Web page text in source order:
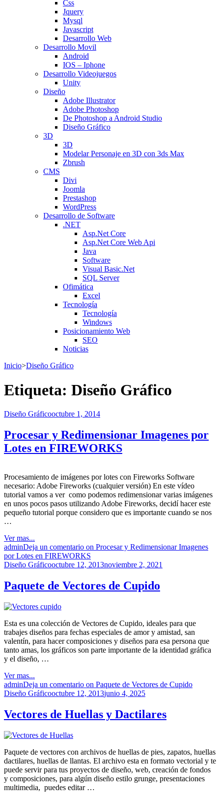
Css
Jquery
Mysql
Javascript
Desarrollo Web
Desarrollo Movil
Android
IOS – Iphone
Desarrollo Videojuegos
Unity
Diseño
Adobe Illustrator
Adobe Photoshop
De Photoshop a Android Studio
Diseño Gráfico
3D
3D
Modelar Personaje en 3D con 3ds Max
Zbrush
CMS
Divi
Joomla
Prestashop
WordPress
Desarrollo de Software
.NET
Asp.Net Core
Asp.Net Core Web Api
Java
Software
Visual Basic.Net
SQL Server
Ofimática
Excel
Tecnología
Tecnología
Windows
Posicionamiento Web
SEO
Noticias
Inicio>Diseño Gráfico
Etiqueta: Diseño Gráfico
Diseño Gráficooctubre 1, 2014
Procesar y Redimensionar Imagenes por
Lotes en FIREWORKS
Procesamiento de imágenes por lotes con Fireworks Software
necesario: Adobe Fireworks (cualquier versión) En este vídeo
tutorial vamos a ver como podemos redimensionar varias imágenes
en unos pocos pasos utilizando Adobe Fireworks, decidí hacer este
pequeño tutorial porque considero que es importante cuando se nos
…
Ver mas...
adminDeja un comentario on Procesar y Redimensionar Imagenes
por Lotes en FIREWORKS
Diseño Gráficooctubre 12, 2013noviembre 2, 2021
Paquete de Vectores de Cupido
Esta es una colección de Vectores de Cupido, ideales para que
trabajes diseños para fechas especiales de amor y amistad, san
valentín, para hacer composiciones y diseños para esa persona que
tanto amas, los gráficos son parte importante de la identidad gráfica
y el diseño, …
Ver mas...
adminDeja un comentario on Paquete de Vectores de Cupido
Diseño Gráficooctubre 12, 2013junio 4, 2025
Vectores de Huellas y Dactilares
Paquete de vectores con archivos de huellas de pies, zapatos, huellas
dactilares, huellas de llantas. El archivo esta en formato vectorial y te
puede servir para tus proyectos de diseño, web, creación de fondos
y composiciones, para algún diseño estilo grunge, presentaciones
multimedia, puedes editar …